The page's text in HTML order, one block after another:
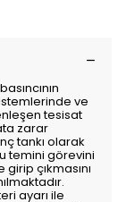
ve
tesisat
zarar
tankı olarak
temini görevini
çıkmasını
ayarı ile